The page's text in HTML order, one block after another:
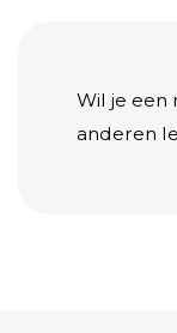
Wil je een
anderen